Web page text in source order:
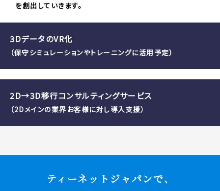
を創出していきます。
3DデータのVR化
（保守シミュレーションやトレーニングに活用予定）
2D→3D移行コンサルティングサービス
（2Dメインの業界お客様に対し導入支援）
ティーネットジャパンで、